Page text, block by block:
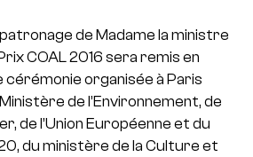
de Madame la ministre
COAL 2016 sera remis en
cérémonie organisée à Paris
de l’Environnement, de
de l’Union Européenne et du
du ministère de la Culture et